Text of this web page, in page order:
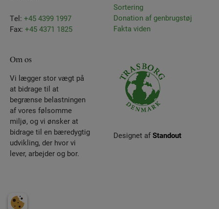
Tel: +45 4399 1997
Fax: +45 4371 1825
Sortering
Donation af genbrugstøj
Fakta viden
Om os
Vi lægger stor vægt på
at bidrage til at
begrænse belastningen
af vores følsomme
miljø, og vi ønsker at
bidrage til en bæredygtig
udvikling, der hvor vi
lever, arbejder og bor.
Designet afStandout